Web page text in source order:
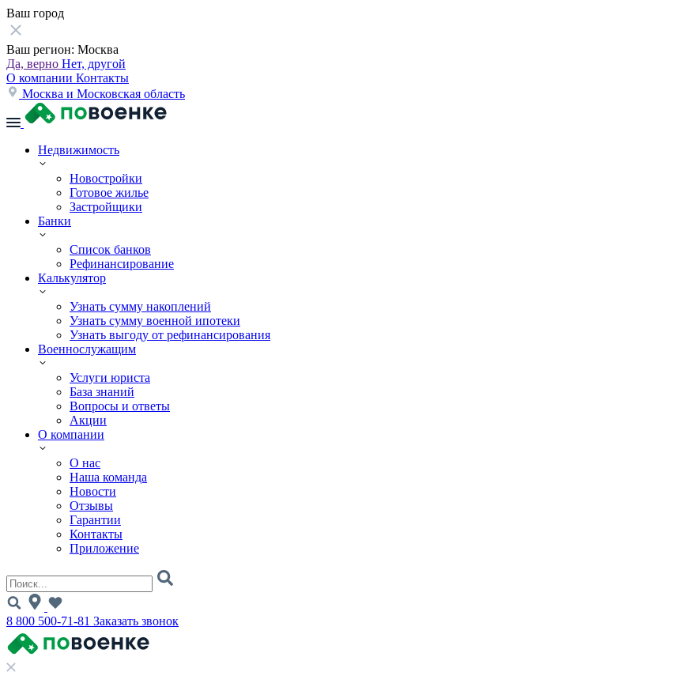
Ваш город
Ваш регион: Москва
Да, верно Нет, другой
О компании Контакты
Москва и Московская область
Недвижимость
Новостройки
Готовое жилье
Застройщики
Банки
Список банков
Рефинансирование
Калькулятор
Узнать сумму накоплений
Узнать сумму военной ипотеки
Узнать выгоду от рефинансирования
Военнослужащим
Услуги юриста
База знаний
Вопросы и ответы
Акции
О компании
О нас
Наша команда
Новости
Отзывы
Гарантии
Контакты
Приложение
8 800 500-71-81 Заказать звонок